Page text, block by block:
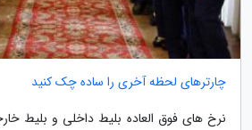
چارترهای لحظه آخری را ساده چک کنید
نرخ های فوق العاده بلیط داخلی و بلیط